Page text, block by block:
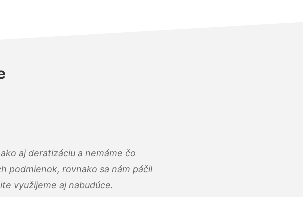
aj deratizáciu a nemáme čo
podmienok, rovnako sa nám páčil
využijeme aj nabudúce.